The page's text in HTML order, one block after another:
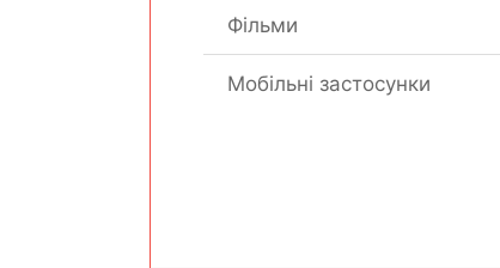
Фільми
Мобільні застосунки